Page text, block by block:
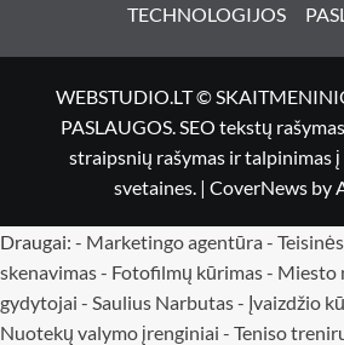
TECHNOLOGIJOS
WEBSTUDIO.LT ©
PASLAUGOS. SEO tekstų
straipsnių rašymas ir talpinimas
svetaines. | CoverNews by
Draugai: - Marketingo agentūra -
skenavimas- Fotofilmų kūrimas- Miesto
gydytojai - Saulius Narbutas- Įvaizdžio
Nuotekų valymo įrenginiai - Teniso